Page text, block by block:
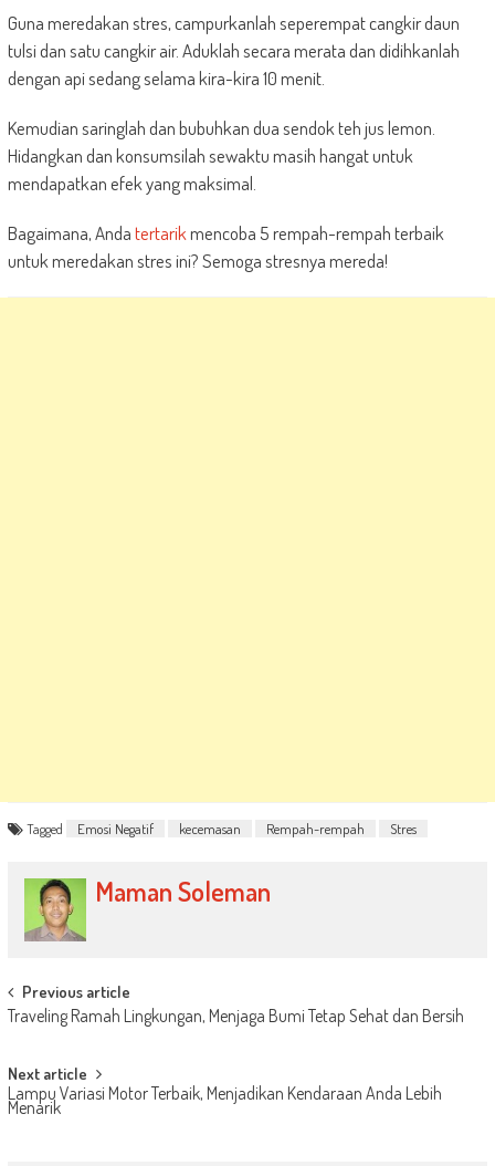
Guna meredakan stres, campurkanlah seperempat cangkir daun
tulsi dan satu cangkir air. Aduklah secara merata dan didihkanlah
dengan api sedang selama kira-kira 10 menit.
Kemudian saringlah dan bubuhkan dua sendok teh jus lemon.
Hidangkan dan konsumsilah sewaktu masih hangat untuk
mendapatkan efek yang maksimal.
Bagaimana, Andatertarikmencoba 5 rempah-rempah terbaik
untuk meredakan stres ini? Semoga stresnya mereda!
Tagged Emosi Negatif kecemasan Rempah-rempah Stres
Maman Soleman
Post
navigation
Previous article
Traveling Ramah Lingkungan, Menjaga Bumi Tetap Sehat dan Bersih
Next article
Lampu Variasi Motor Terbaik, Menjadikan Kendaraan Anda Lebih
Menarik